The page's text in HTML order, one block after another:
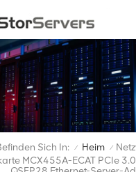
Sich In: / Heim /
MCX455A-ECAT PCIe